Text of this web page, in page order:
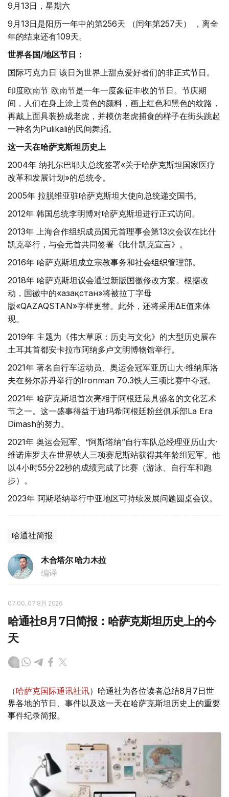
9月13日，星期六
9月13日是阳历一年中的第256天 （闰年第257天） ，离全
年的结束还有109天。
世界各国/地区节日：
国际巧克力日 该日为世界上甜点爱好者们的非正式节日。
印度欧南节 欧南节是一年一度象征丰收的节日。节庆期
间，人们在身上涂上黄色的颜料，画上红色和黑色的纹路，
再戴上面具装扮成老虎，并模仿老虎捕食的样子在街头跳起
一种名为Pulikali的民间舞蹈。
这一天在哈萨克斯坦历史上
2004年 纳扎尔巴耶夫总统签署«关于哈萨克斯坦国家医疗
改革和发展计划»的总统令。
2005年 拉脱维亚驻哈萨克斯坦大使向总统递交国书。
2012年 韩国总统李明博对哈萨克斯坦进行正式访问。
2013年 上海合作组织成员国元首理事会第13次会议在比什
凯克举行，与会元首共同签署《比什凯克宣言》。
2016年 哈萨克斯坦成立宗教事务和社会组织管理部。
2018年 哈萨克斯坦议会通过新版国徽修改方案。根据改
动，国徽中的«Қазақстан»将被拉丁字母
版«QAZAQSTAN»字样更替。此外，还将采用ΔE值来体
现。
2019年 主题为《伟大草原：历史与文化》的大型历史展在
土耳其首都安卡拉市阿纳多卢文明博物馆举行。
2021年 著名自行车运动员、奥运会冠军亚历山大∙维纳库洛
夫在努尔苏丹举行的Ironman 70.3铁人三项比赛中夺冠。
2021年 哈萨克斯坦首次亮相于阿根廷最具盛名的文化艺术
节之一。这一盛事得益于迪玛希阿根廷粉丝俱乐部La Era
Dimash的努力。
2021年 奥运会冠军、“阿斯塔纳”自行车队总经理亚历山大·
维诺库罗夫在世界铁人三项赛尼斯站获得其年龄组冠军。他
以4小时55分22秒的成绩完成了比赛（游泳、自行车和跑
步）。
2023年 阿斯塔纳举行中亚地区可持续发展问题圆桌会议。
哈通社简报
木合塔尔 哈力木拉
编译
07:00, 07 8月 2026
哈通社8月7日简报：哈萨克斯坦历史上的今
天
（哈萨克国际通讯社讯）哈通社为各位读者总结8月7日世
界各地的节日、事件以及这一天在哈萨克斯坦历史上的重要
事件纪录简报。